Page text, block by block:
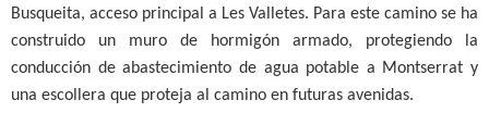
Busqueita, acceso principal a Les Valletes. Para este camino se ha
construido un muro de hormigón armado, protegiendo la
conducción de abastecimiento de agua potable a Montserrat y
una escollera que proteja al camino en futuras avenidas.